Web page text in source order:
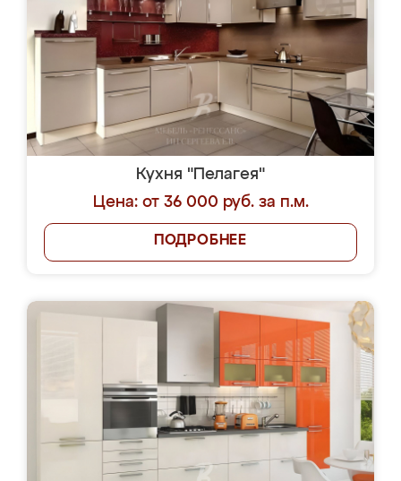
Кухня "Пелагея"
Цена: от 36 000 руб. за п.м.
ПОДРОБНЕЕ